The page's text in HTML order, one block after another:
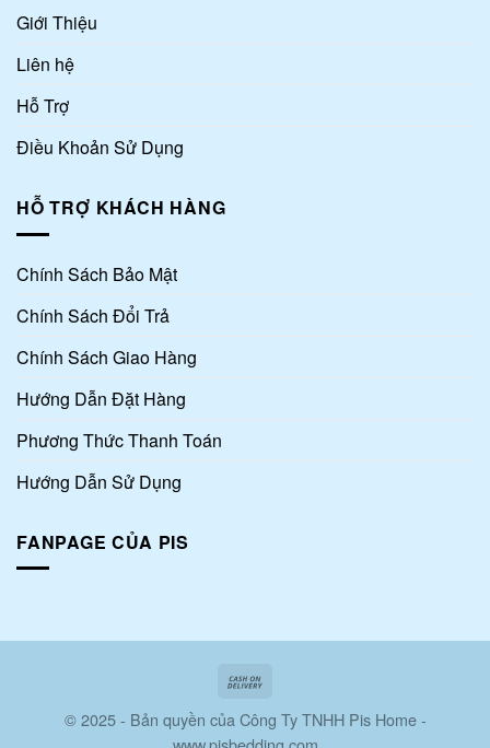
Giới Thiệu
Liên hệ
Hỗ Trợ
Điều Khoản Sử Dụng
HỖ TRỢ KHÁCH HÀNG
Chính Sách Bảo Mật
Chính Sách Đổi Trả
Chính Sách Giao Hàng
Hướng Dẫn Đặt Hàng
Phương Thức Thanh Toán
Hướng Dẫn Sử Dụng
FANPAGE CỦA PIS
© 2025 - Bản quyền của Công Ty TNHH Pis Home -